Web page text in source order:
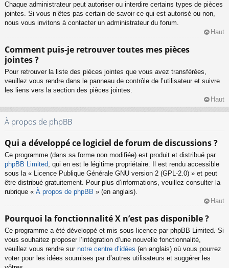
Chaque administrateur peut autoriser ou interdire certains types de pièces
jointes. Si vous n’êtes pas certain de savoir ce qui est autorisé ou non,
nous vous invitons à contacter un administrateur du forum.
Haut
Comment puis-je retrouver toutes mes pièces
jointes ?
Pour retrouver la liste des pièces jointes que vous avez transférées,
veuillez vous rendre dans le panneau de contrôle de l’utilisateur et suivre
les liens vers la section des pièces jointes.
Haut
À propos de phpBB
Qui a développé ce logiciel de forum de discussions ?
Ce programme (dans sa forme non modifiée) est produit et distribué par
phpBB Limited, qui en est le légitime propriétaire. Il est rendu accessible
sous la « Licence Publique Générale GNU version 2 (GPL-2.0) » et peut
être distribué gratuitement. Pour plus d’informations, veuillez consulter la
rubrique « À propos de phpBB » (en anglais).
Haut
Pourquoi la fonctionnalité X n’est pas disponible ?
Ce programme a été développé et mis sous licence par phpBB Limited. Si
vous souhaitez proposer l’intégration d’une nouvelle fonctionnalité,
veuillez vous rendre sur notre centre d’idées (en anglais) où vous pourrez
voter pour les idées soumises par d’autres utilisateurs et suggérer les